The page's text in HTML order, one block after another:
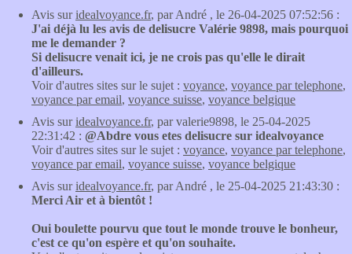
Avis suridealvoyance.fr, par André , le 26-04-2025 07:52:56 :
J'ai déjà lu les avis de delisucre Valérie 9898, mais pourquoi
me le demander ?
Si delisucre venait ici, je ne crois pas qu'elle le dirait
d'ailleurs.
Voir d'autres sites sur le sujet : voyance, voyance par telephone,
voyance par email, voyance suisse, voyance belgique
Avis suridealvoyance.fr, par valerie9898, le 25-04-2025
22:31:42 : @Abdre vous etes delisucre sur idealvoyance
Voir d'autres sites sur le sujet : voyance, voyance par telephone,
voyance par email, voyance suisse, voyance belgique
Avis suridealvoyance.fr, par André , le 25-04-2025 21:43:30 :
Merci Air et à bientôt !
Oui boulette pourvu que tout le monde trouve le bonheur,
c'est ce qu'on espère et qu'on souhaite.